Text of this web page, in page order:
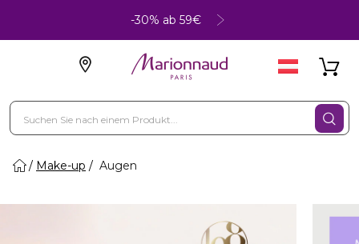
-30% ab 59€
Make-up Augen